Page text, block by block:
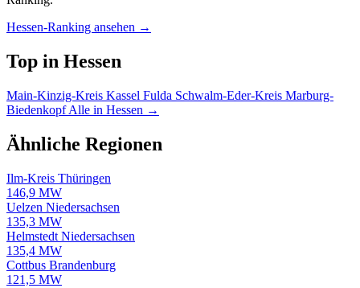
Hessen-Ranking ansehen →
Top in Hessen
Main-Kinzig-Kreis Kassel Fulda Schwalm-Eder-Kreis Marburg-
Biedenkopf Alle in Hessen →
Ähnliche Regionen
Ilm-Kreis Thüringen
146,9 MW
Uelzen Niedersachsen
135,3 MW
Helmstedt Niedersachsen
135,4 MW
Cottbus Brandenburg
121,5 MW